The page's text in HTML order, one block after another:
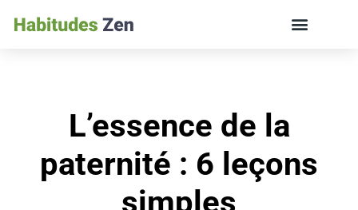
L’essence de la
paternité : 6 leçons